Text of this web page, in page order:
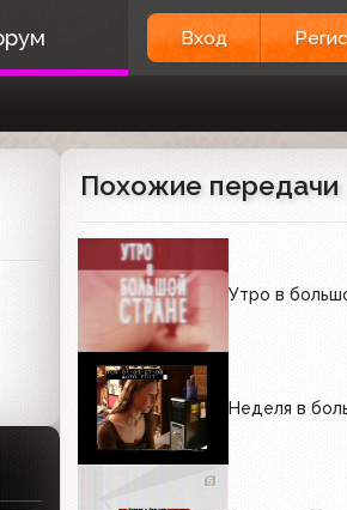
Вход
Похожие передачи
Утро в
Неделя в